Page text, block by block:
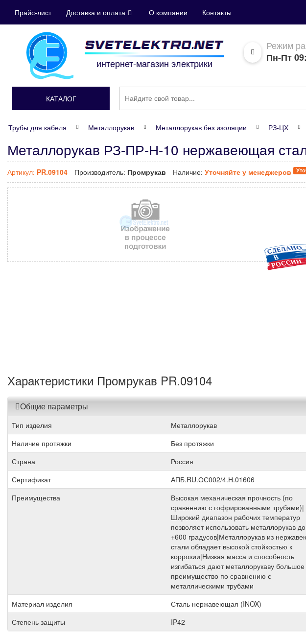
Прайс-лист Доставка и оплата О компании Контакты
интернет-магазин электрики
Режим
Пн-Пт
КАТАЛОГ
Трубы для кабеля Металлорукав Металлорукав без изоляции РЗ-ЦХ
Металлорукав РЗ-ПР-Н-10 нержавеющая
Артикул: PR.09104 Производитель: Промрукав Наличие: Уточняйте у менеджеров
Характеристики Промрукав PR.09104
Общие параметры
Тип изделия
Металлорукав
Наличие протяжки
Без протяжки
Страна
Россия
Сертификат
АПБ.RU.ОС002/4.Н.01606
Преимущества
Высокая механическая прочность (по
сравнению с гофрированными трубами)|
Широкий диапазон рабочих температур
позволяет использовать металлорукав до
+600 градусов|Металлорукав из
стали обладает высокой стойкостью к
коррозии|Низкая масса и способность
изгибаться дают металлорукаву большое
преимущество по сравнению с
металлическими трубами
Материал изделия
Сталь нержавеющая (INOX)
Степень защиты
IP42